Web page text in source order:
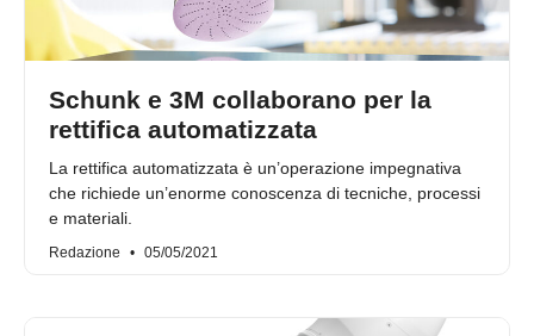
Schunk e 3M collaborano per la
rettifica automatizzata
La rettifica automatizzata è un’operazione impegnativa
che richiede un’enorme conoscenza di tecniche, processi
e materiali.
Redazione 05/05/2021